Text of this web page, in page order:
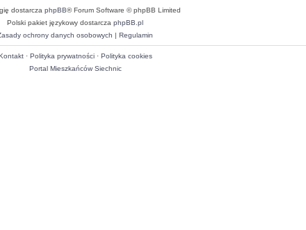
dostarcza phpBB® Forum Software © phpBB Limited
Polski pakiet językowy dostarcza phpBB.pl
ochrony danych osobowych | Regulamin
· Polityka prywatności· Polityka cookies
Portal Mieszkańców Siechnic